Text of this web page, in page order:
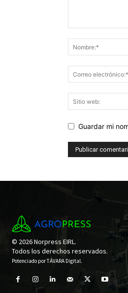
Guardar mi
© 2026 Norpress EIRL.
Todos los derechos reservados.
Potenciado porTÁVARA Digital.